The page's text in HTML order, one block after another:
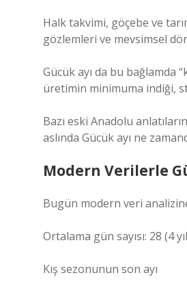
Halk takvimi, göçebe ve
gözlemleri ve mevsimsel
Gücük ayı da bu bağlamda
üretimin minimuma indiği,
Bazı eski Anadolu
aslında Gücük ayı ne
Modern Verilerle
Bugün modern veri
Ortalama gün sayısı: 28 (4
Kış sezonunun son ayı